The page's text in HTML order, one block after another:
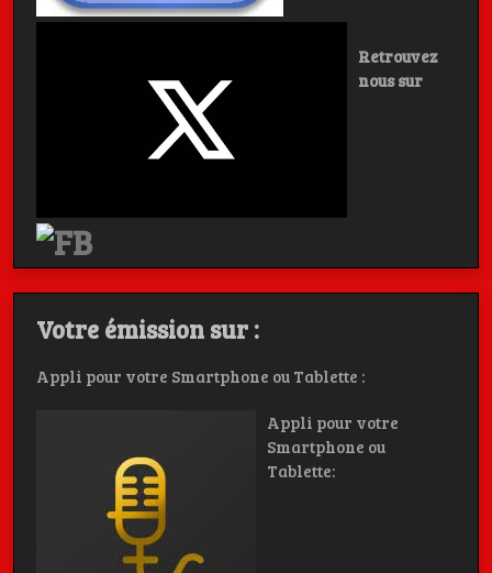
Retrouvez
nous sur
Votre émission sur :
Appli pour votre Smartphone ou Tablette :
Appli pour votre
Smartphone ou
Tablette: